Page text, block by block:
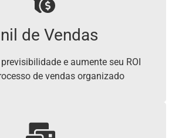
de Vendas
e aumente seu ROI
de vendas organizado